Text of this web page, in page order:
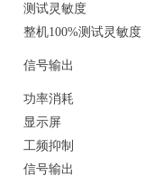
测试灵敏度
整机100%测试灵敏度
信号输出
功率消耗
显示屏
工频抑制
信号输出